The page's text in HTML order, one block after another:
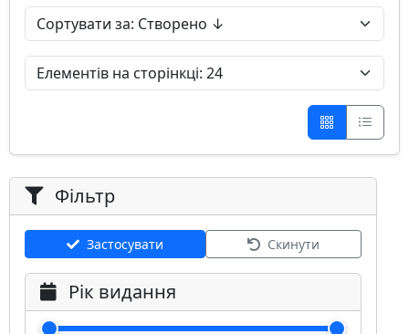
Фільтр
Застосувати Скинути
Рік видання